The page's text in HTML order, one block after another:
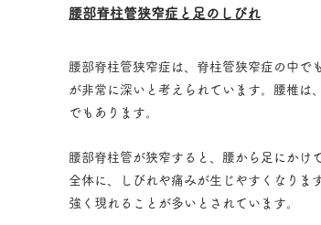
腰部脊柱管狭窄症と足のしびれ
腰部脊柱管狭窄症は、脊柱管狭窄症の中で
が非常に深いと考えられています。腰椎は
でもあります。
腰部脊柱管が狭窄すると、腰から足にかけ
全体に、しびれや痛みが生じやすくなりま
強く現れることが多いとされています。